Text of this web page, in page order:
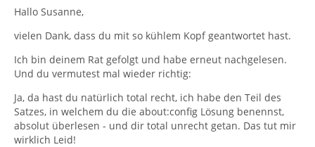
Hallo Susanne,
vielen Dank, dass du mit so kühlem Kopf geantwortet hast.
Ich bin deinem Rat gefolgt und habe erneut nachgelesen.
Und du vermutest mal wieder richtig:
Ja, da hast du natürlich total recht, ich habe den Teil des
Satzes, in welchem du die about:config Lösung benennst,
absolut überlesen - und dir total unrecht getan. Das tut mir
wirklich Leid!